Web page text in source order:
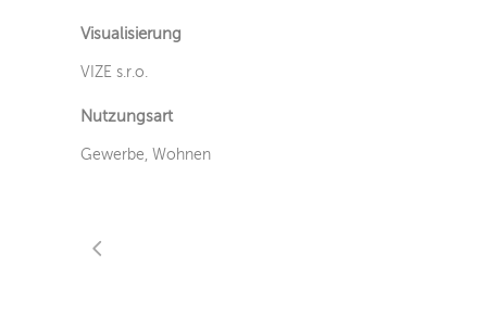
Visualisierung
VIZE s.r.o.
Nutzungsart
Gewerbe, Wohnen